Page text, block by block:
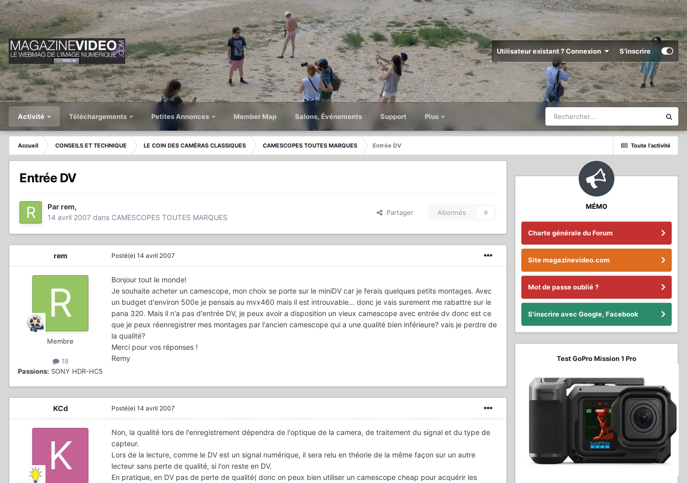
Utilisateur existant ? Connexion S’inscrire
Activité Téléchargements Petites Annonces Member Map Salons, Événements Support Plus
Toute l’activité
Accueil CONSEILS ET TECHNIQUE LE COIN DES CAMÉRAS CLASSIQUES CAMESCOPES TOUTES MARQUES Entrée DV
Entrée DV
Parrem,
14 avril 2007 dans CAMESCOPES TOUTES MARQUES
Partager Abonnés 0
rem
Membre
18
Passions: SONY HDR-HC5
Posté(e) 14 avril 2007
Bonjour tout le monde!
Je souhaite acheter un camescope, mon choix se porte sur le miniDV car je ferais quelques petits montages. Avec
un budget d'environ 500e je pensais au mvx460 mais il est introuvable... donc je vais surement me rabattre sur le
pana 320. Mais il n'a pas d'entrée DV, je peux avoir a disposition un vieux camescope avec entrée dv donc est ce
que je peux réenregistrer mes montages par l'ancien camescope qui a une qualité bien inférieure? vais je perdre de
la qualité?
Merci pour vos réponses !
Remy
KCd Posté(e) 14 avril 2007
Non, la qualité lors de l'enregistrement dépendra de l'optique de la camera, de traitement du signal et du type de
capteur.
Lors de la lecture, comme le DV est un signal numérique, il sera relu en théorie de la même façon sur un autre
lecteur sans perte de qualité, si l'on reste en DV.
En pratique, en DV pas de perte de qualité( donc on peux bien utiliser un camescope cheap pour acquérir les
MÉMO
Charte générale du Forum
Site magazinevideo.com
Mot de passe oublié ?
S'inscrire avec Google, Facebook
Test GoPro Mission 1 Pro